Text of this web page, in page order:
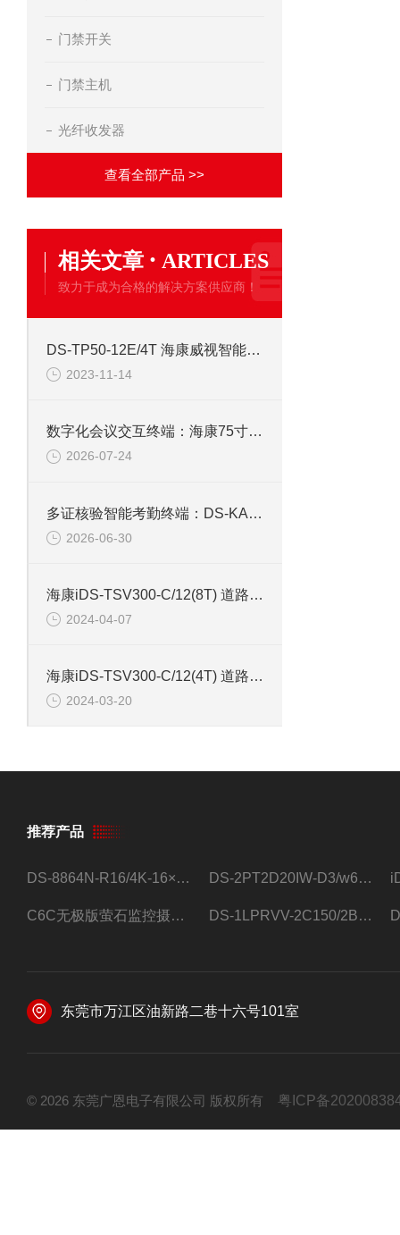
门禁开关
门禁主机
光纤收发器
查看全部产品 >>
相关文章 · ARTICLES
致力于成为合格的解决方案供应商！
DS-TP50-12E/4T 海康威视智能交通终端服务器
2023-11-14
数字化会议交互终端：海康75寸4K触摸会议一体机
2026-07-24
多证核验智能考勤终端：DS-KAB673-IBQR人脸识别打卡考勤机
2026-06-30
海康iDS-TSV300-C/12(8T) 道路智能终端
2024-04-07
海康iDS-TSV300-C/12(4T) 道路智能终端带硬盘4T
2024-03-20
推荐产品
DS-8864N-R16/4K-16×4T/希捷16盘位录像机 DS-2PT2D20IW-D3/w64路高清硬盘录像机
C6C无极版萤石监控摄像头 DS-1LPRVV-2C150/2B监控室外夜视高清电源线护套线200米/卷
东莞市万江区油新路二巷十六号101室
© 2026 东莞广恩电子有限公司 版权所有 粤ICP备